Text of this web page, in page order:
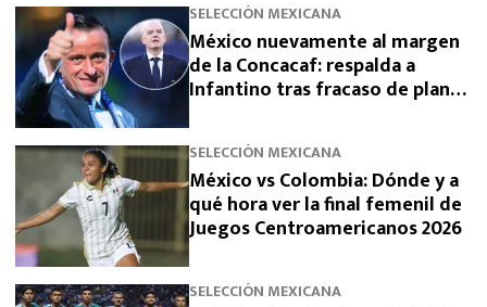
SELECCIÓN MEXICANA
México nuevamente al margen
de la Concacaf: respalda a
Infantino tras fracaso de plan
SELECCIÓN MEXICANA
México vs Colombia: Dónde y a
qué hora ver la final femenil de
Juegos Centroamericanos 2026
SELECCIÓN MEXICANA